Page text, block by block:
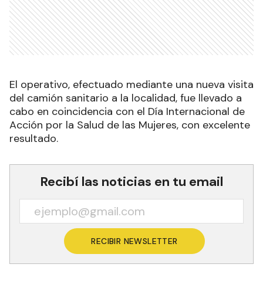
El operativo, efectuado mediante una nueva visita
del camión sanitario a la localidad, fue llevado a
cabo en coincidencia con el Día Internacional de
Acción por la Salud de las Mujeres, con excelente
resultado.
Recibí las noticias en tu email
RECIBIR NEWSLETTER